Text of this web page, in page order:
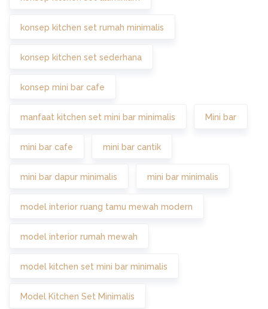
konsep kitchen set rumah minimalis
konsep kitchen set sederhana
konsep mini bar cafe
manfaat kitchen set mini bar minimalis Mini bar
mini bar cafe mini bar cantik
mini bar dapur minimalis mini bar minimalis
model interior ruang tamu mewah modern
model interior rumah mewah
model kitchen set mini bar minimalis
Model Kitchen Set Minimalis